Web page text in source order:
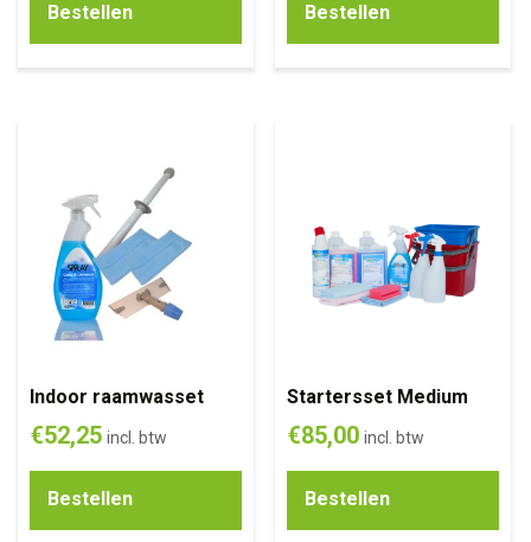
Bestellen Bestellen
Indoor raamwasset
€52,25 incl. btw
Bestellen
Startersset Medium
€85,00 incl. btw
Bestellen